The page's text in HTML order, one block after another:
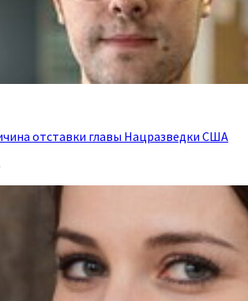
отставки главы Нацразведки США